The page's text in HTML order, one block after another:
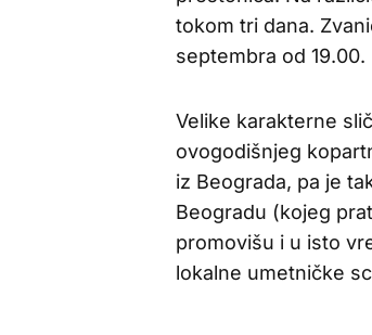
tokom tri dana.
septembra od 19.00.
Velike karakterne
ovogodišnjeg
iz Beograda, pa je
Beogradu (kojeg
promovišu i u isto
lokalne umetničke